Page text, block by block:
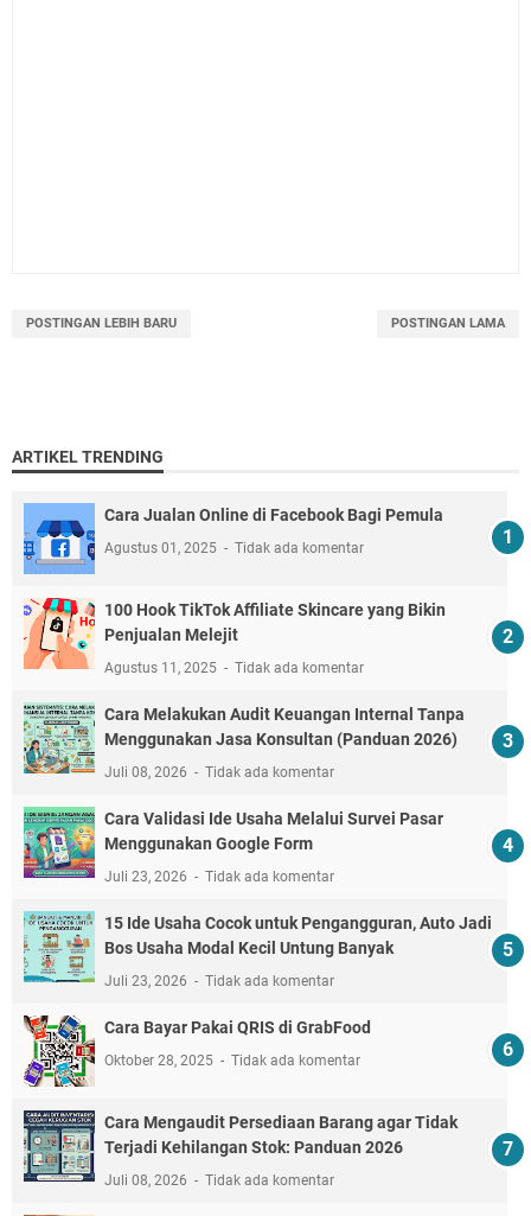
POSTINGAN LEBIH BARU POSTINGAN LAMA
ARTIKEL TRENDING
Cara Jualan Online di Facebook Bagi Pemula
Agustus 01, 2025 Tidak ada komentar
100 Hook TikTok Affiliate Skincare yang Bikin
Penjualan Melejit
Agustus 11, 2025 Tidak ada komentar
Cara Melakukan Audit Keuangan Internal Tanpa
Menggunakan Jasa Konsultan (Panduan 2026)
Juli 08, 2026 Tidak ada komentar
Cara Validasi Ide Usaha Melalui Survei Pasar
Menggunakan Google Form
Juli 23, 2026 Tidak ada komentar
15 Ide Usaha Cocok untuk Pengangguran, Auto Jadi
Bos Usaha Modal Kecil Untung Banyak
Juli 23, 2026 Tidak ada komentar
Cara Bayar Pakai QRIS di GrabFood
Oktober 28, 2025 Tidak ada komentar
Cara Mengaudit Persediaan Barang agar Tidak
Terjadi Kehilangan Stok: Panduan 2026
Juli 08, 2026 Tidak ada komentar